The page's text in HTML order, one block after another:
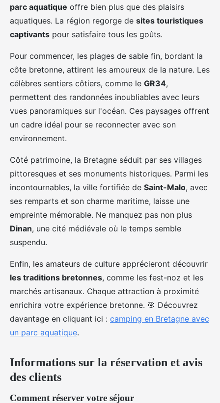
parc aquatique offre bien plus que des plaisirs
aquatiques. La région regorge de sites touristiques
captivants pour satisfaire tous les goûts.
Pour commencer, les plages de sable fin, bordant la
côte bretonne, attirent les amoureux de la nature. Les
célèbres sentiers côtiers, comme le GR34,
permettent des randonnées inoubliables avec leurs
vues panoramiques sur l'océan. Ces paysages offrent
un cadre idéal pour se reconnecter avec son
environnement.
Côté patrimoine, la Bretagne séduit par ses villages
pittoresques et ses monuments historiques. Parmi les
incontournables, la ville fortifiée de Saint-Malo, avec
ses remparts et son charme maritime, laisse une
empreinte mémorable. Ne manquez pas non plus
Dinan, une cité médiévale où le temps semble
suspendu.
Enfin, les amateurs de culture apprécieront découvrir
les traditions bretonnes, comme les fest-noz et les
marchés artisanaux. Chaque attraction à proximité
enrichira votre expérience bretonne. 🎯 Découvrez
davantage en cliquant ici : camping en Bretagne avec
un parc aquatique.
Informations sur la réservation et avis
des clients
Comment réserver votre séjour